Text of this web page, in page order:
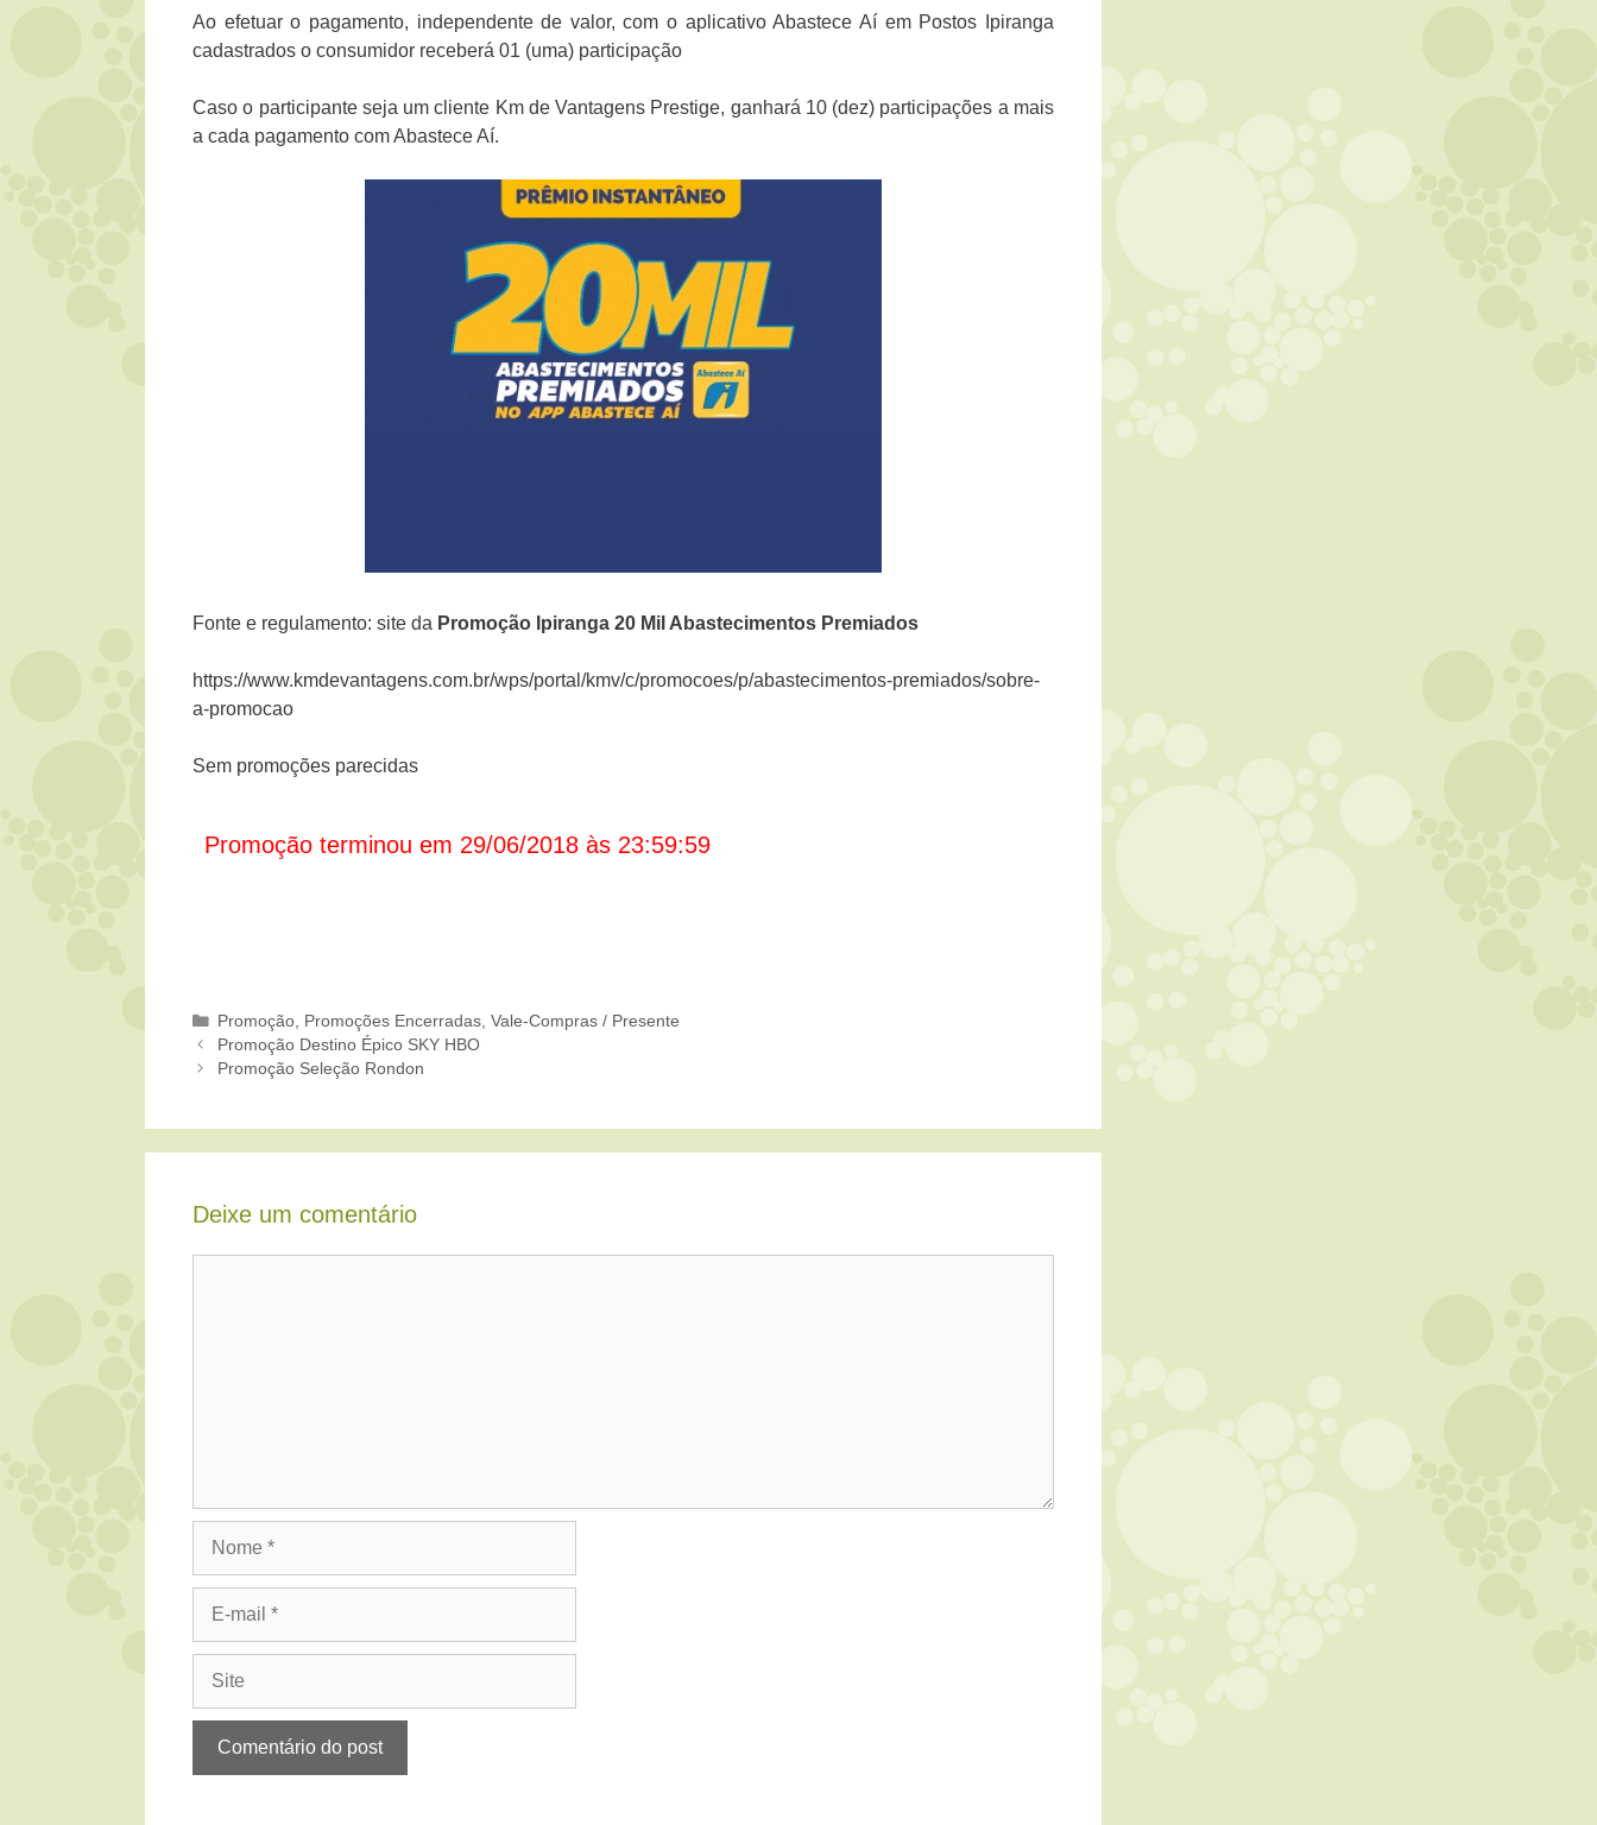
Ao efetuar o pagamento, independente de valor, com o aplicativo Abastece Aí em Postos Ipiranga
cadastrados o consumidor receberá 01 (uma) participação
Caso o participante seja um cliente Km de Vantagens Prestige, ganhará 10 (dez) participações a mais
a cada pagamento com Abastece Aí.
Fonte e regulamento: site da Promoção Ipiranga 20 Mil Abastecimentos Premiados
https://www.kmdevantagens.com.br/wps/portal/kmv/c/promocoes/p/abastecimentos-premiados/sobre-
a-promocao
Sem promoções parecidas
Promoção terminou em 29/06/2018 às 23:59:59
Categorias
Promoção Promoções Encerradas ,Vale-Compras / Presente
Promoção Destino Épico SKY HBO
Promoção Seleção Rondon
Deixe um comentário